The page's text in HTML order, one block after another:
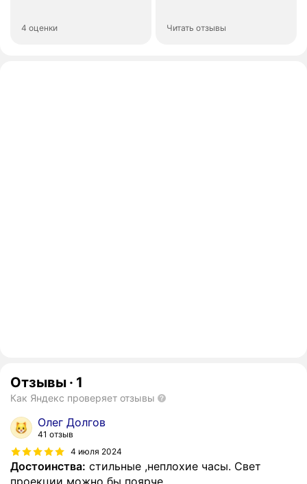
4 оценки Читать отзывы
Отзывы · 1
Как Яндекс проверяет отзывы
Олег Долгов
41 отзыв
4 июля 2024
Достоинства: стильные ,неплохие часы. Свет